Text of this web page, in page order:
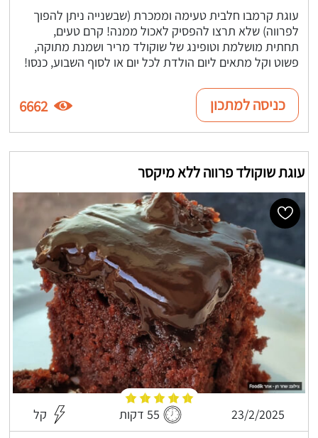
עוגת קרמבו חלבית טעימה וממכרת (שבשנייה ניתן להפוך
לפרווה) שלא תרצו להפסיק לאכול ממנה! קרם טעים,
תחתית מושלמת וטופינג של שוקולד מריר ושמנת מתוקה,
פשוט וקל מתאים ליום הולדת לכל יום או לסוף השבוע, כנסו!
כניסה למתכון 6662
עוגת שוקולד פרווה ללא מיקסר
23/2/2025 55 דקות קל